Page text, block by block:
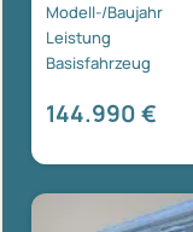
Modell-/Baujahr
Leistung
Basisfahrzeug
144.990 €